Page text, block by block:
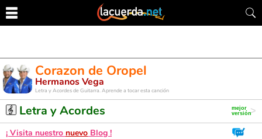
Corazon de Oropel
Hermanos Vega
Letra y Acordes de Guitarra. Aprende a tocar esta canción
Letra y Acordes
¡ Visita nuestro nuevo Blog !